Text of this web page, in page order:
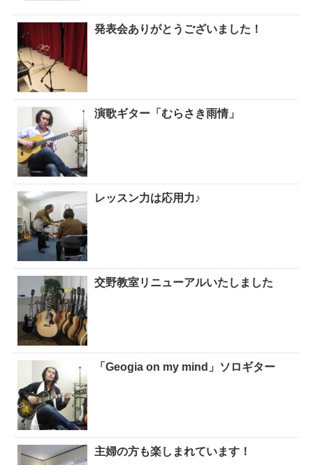
発表会ありがとうございました！
演歌ギター「むらさき雨情」
レッスン力は応用力♪
交野教室リニューアルいたしました
「Geogia on my mind」ソロギター
主婦の方も楽しまれています！